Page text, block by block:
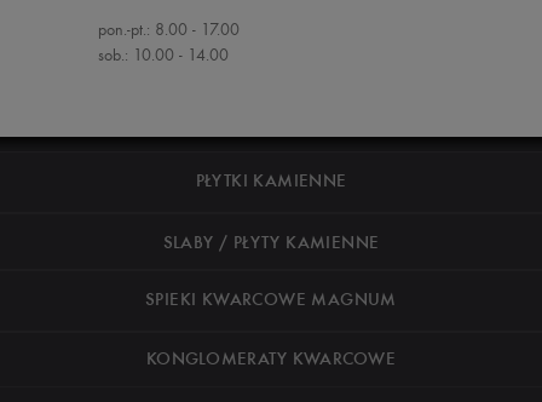
pon.-pt.: 8.00 - 17.00
sob.: 10.00 - 14.00
PŁYTKI KAMIENNE
SLABY / PŁYTY KAMIENNE
SPIEKI KWARCOWE MAGNUM
KONGLOMERATY KWARCOWE